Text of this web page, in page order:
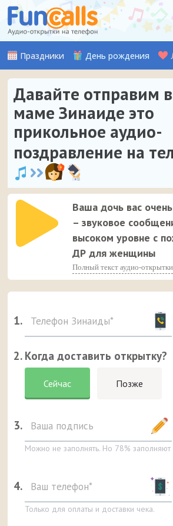
Праздники День рождения
Давайте отправим
маме Зинаиде это
прикольное аудио-
поздравление на
Ваша дочь вас
– звуковое
высоком уровне с
ДР для женщины
Полный текст аудио-открытки
1.
2. Когда доставить открытку?
Сейчас Позже
3.
Можно не заполнять. Но 78%
4.
Только для оплаты и доставки чека.